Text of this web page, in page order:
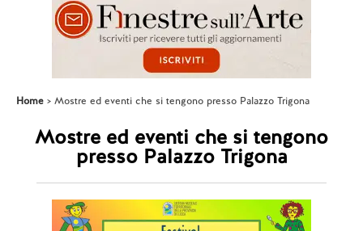
Home Mostre ed eventi che si tengono presso Palazzo Trigona
Mostre ed eventi che si tengono
presso Palazzo Trigona